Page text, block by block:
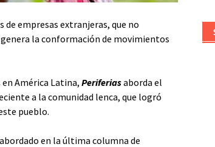
empresas extranjeras, que no
la conformación de movimientos
América Latina,Periferiasaborda el
a la comunidad lenca, que logró
pueblo.
en la última columna de